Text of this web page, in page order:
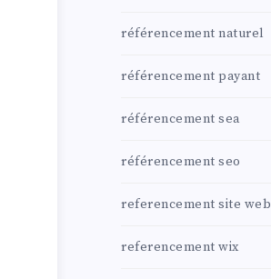
référencement naturel
référencement payant
référencement sea
référencement seo
referencement site web
referencement wix